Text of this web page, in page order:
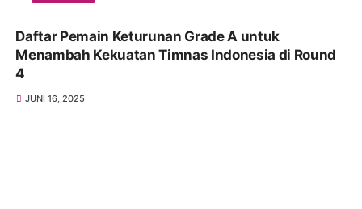
Daftar Pemain Keturunan Grade A untuk
Menambah Kekuatan Timnas Indonesia di Round
4
JUNI 16, 2025